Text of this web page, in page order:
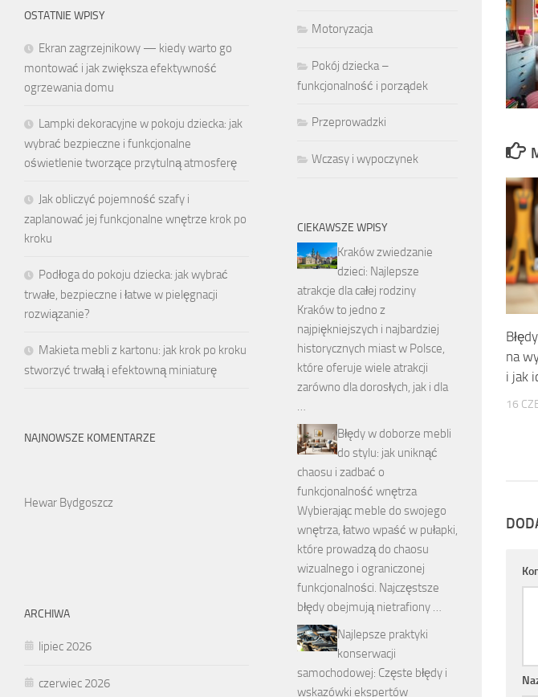
na
i jak
16
OSTATNIE WPISY
Ekran zagrzejnikowy — kiedy warto go
montować i jak zwiększa efektywność
ogrzewania domu
Lampki dekoracyjne w pokoju dziecka: jak
wybrać bezpieczne i funkcjonalne
oświetlenie tworzące przytulną atmosferę
Jak obliczyć pojemność szafy i
zaplanować jej funkcjonalne wnętrze krok po
kroku
Podłoga do pokoju dziecka: jak wybrać
trwałe, bezpieczne i łatwe w pielęgnacji
rozwiązanie?
Makieta mebli z kartonu: jak krok po kroku
stworzyć trwałą i efektowną miniaturę
NAJNOWSZE KOMENTARZE
Hewar Bydgoszcz
ARCHIWA
lipiec 2026
czerwiec 2026
Motoryzacja
Pokój dziecka –
funkcjonalność i porządek
Przeprowadzki
Wczasy i wypoczynek
CIEKAWSZE WPISY
Kraków zwiedzanie
dzieci: Najlepsze
atrakcje dla całej rodziny
Kraków to jedno z
najpiękniejszych i najbardziej
historycznych miast w Polsce,
które oferuje wiele atrakcji
zarówno dla dorosłych, jak i dla
…
Błędy w doborze mebli
do stylu: jak uniknąć
chaosu i zadbać o
funkcjonalność wnętrza
Wybierając meble do swojego
wnętrza, łatwo wpaść w pułapki,
które prowadzą do chaosu
wizualnego i ograniczonej
funkcjonalności. Najczęstsze
błędy obejmują nietrafiony …
Najlepsze praktyki
konserwacji
samochodowej: Częste błędy i
wskazówki ekspertów